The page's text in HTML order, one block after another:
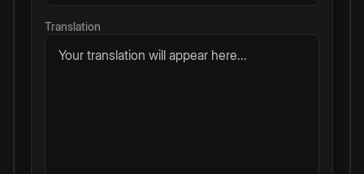
Translation
Your translation will appear here...